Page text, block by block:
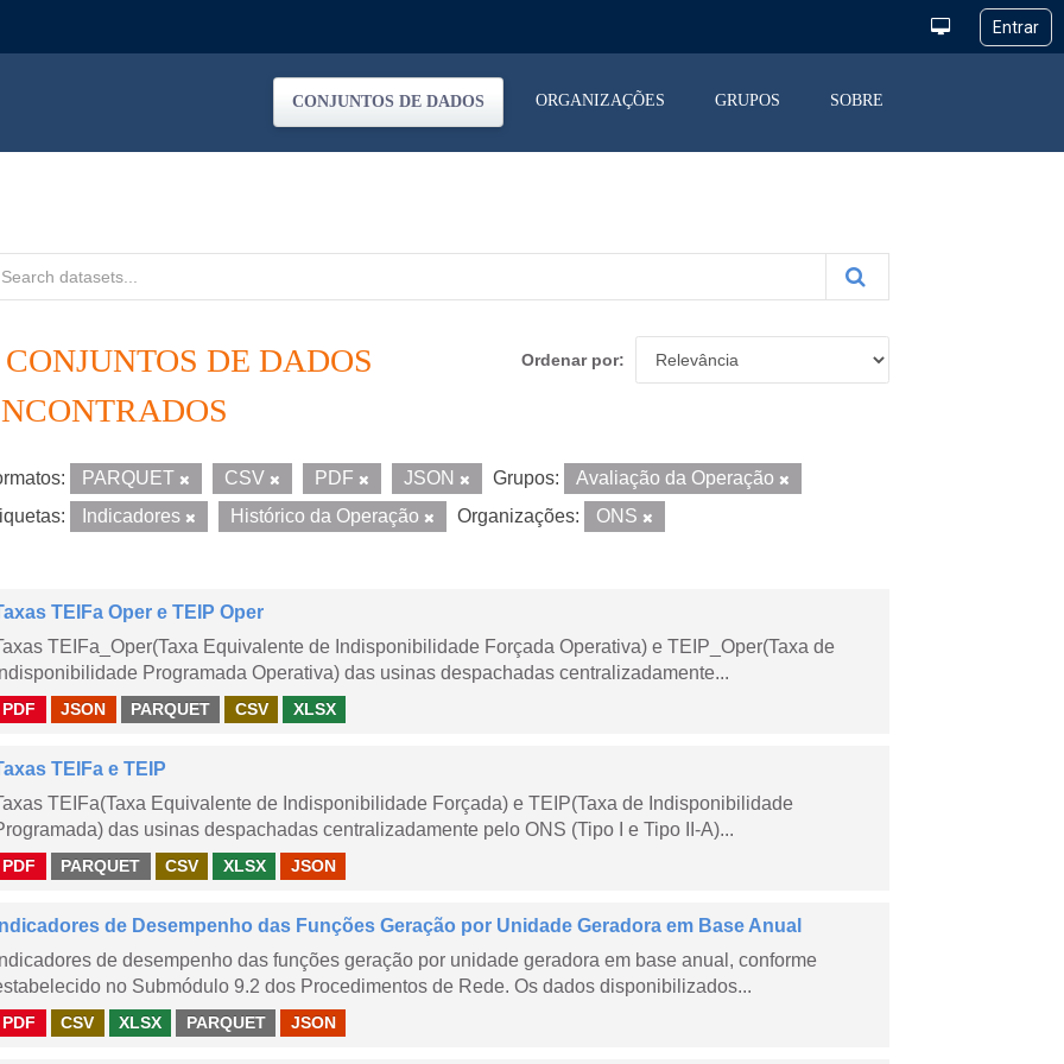
CONJUNTOS DE DADOS ORGANIZAÇÕES GRUPOS SOBRE
Ordenar por
CONJUNTOS DE DADOS
PARQUET CSV PDF JSON Grupos:
Avaliação da Operação
Indicadores Histórico da Operação Organizações: ONS
TEIFa Oper e TEIP Oper
TEIFa_Oper(Taxa Equivalente de Indisponibilidade Forçada Operativa) e TEIP_Oper(Taxa de
Indisponibilidade Programada Operativa) das usinas despachadas centralizadamente...
PDF JSON PARQUET CSV XLSX
TEIFa e TEIP
TEIFa(Taxa Equivalente de Indisponibilidade Forçada) e TEIP(Taxa de Indisponibilidade
das usinas despachadas centralizadamente pelo ONS (Tipo I e Tipo II-A)...
PDF PARQUET CSV XLSX JSON
Indicadores de Desempenho das Funções Geração por Unidade Geradora em Base Anual
Indicadores de desempenho das funções geração por unidade geradora em base anual, conforme
no Submódulo 9.2 dos Procedimentos de Rede. Os dados disponibilizados...
PDF CSV XLSX PARQUET JSON